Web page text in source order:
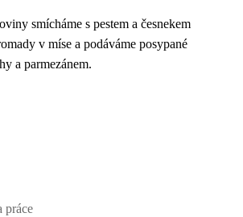
smícháme s pestem a česnekem
v míse a podáváme posypané
a parmezánem.
práce